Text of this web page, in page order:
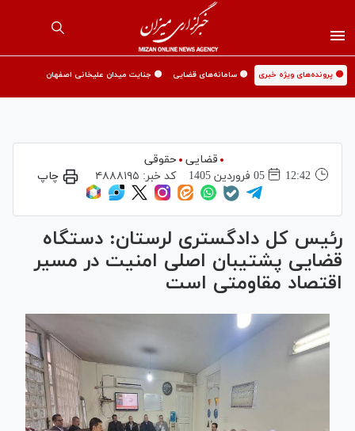
🟡 پرونده‌های ویژه خبری 🟡 سامانه‌های قضایی 🟡 جنایت میدان علیخانی اصفهان
قضایی حقوقی
12:42
05 فروردين 1405 کد خبر: ۴۸۸۸۱۹۵ چاپ
رئیس کل دادگستری لرستان: دستگاه
قضایی پشتیبان اصلی امنیت در مسیر
اقتصاد مقاومتی است